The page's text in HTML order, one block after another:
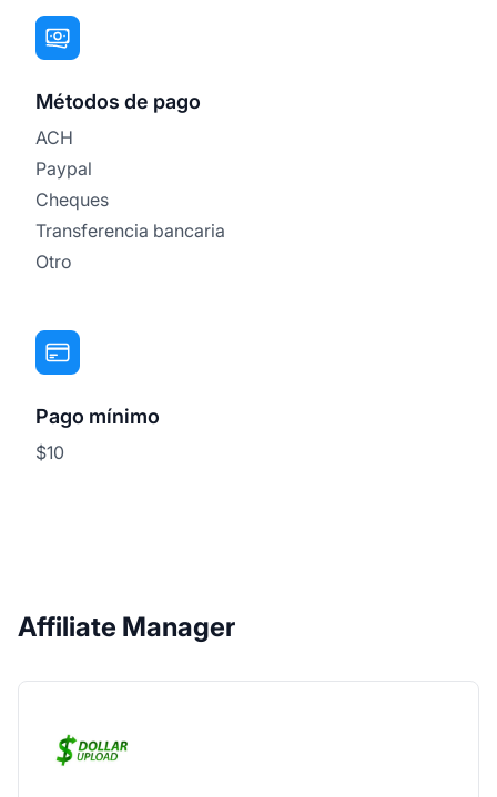
Métodos de pago
ACH
Paypal
Cheques
Transferencia bancaria
Otro
Pago mínimo
$10
Affiliate Manager